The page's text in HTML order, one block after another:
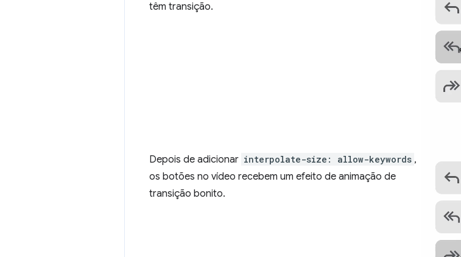
têm transição.
Depois de adicionar interpolate-size: allow-keywords ,
os botões no vídeo recebem um efeito de animação de
transição bonito.